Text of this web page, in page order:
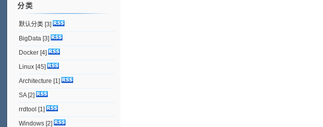
分类
默认分类 [3]
BigData [3]
Docker [4]
Linux [45]
Architecture [1]
SA[2]
rrdtool [1]
Windows [2]